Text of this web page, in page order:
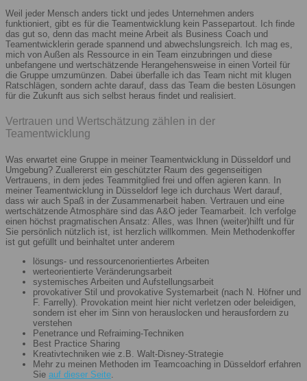
Weil jeder Mensch anders tickt und jedes Unternehmen anders
funktioniert, gibt es für die Teamentwicklung kein Passepartout. Ich finde
das gut so, denn das macht meine Arbeit als Business Coach und
Teamentwicklerin gerade spannend und abwechslungsreich. Ich mag es,
mich von Außen als Ressource in ein Team einzubringen und diese
unbefangene und wertschätzende Herangehensweise in einen Vorteil für
die Gruppe umzumünzen. Dabei überfalle ich das Team nicht mit klugen
Ratschlägen, sondern achte darauf, dass das Team die besten Lösungen
für die Zukunft aus sich selbst heraus findet und realisiert.
Vertrauen und Wertschätzung zählen in der
Teamentwicklung
Was erwartet eine Gruppe in meiner Teamentwicklung in Düsseldorf und
Umgebung? Zuallererst ein geschützter Raum des gegenseitigen
Vertrauens, in dem jedes Teammitglied frei und offen agieren kann. In
meiner Teamentwicklung in Düsseldorf lege ich durchaus Wert darauf,
dass wir auch Spaß in der Zusammenarbeit haben. Vertrauen und eine
wertschätzende Atmosphäre sind das A&O jeder Teamarbeit. Ich verfolge
einen höchst pragmatischen Ansatz: Alles, was Ihnen (weiter)hilft und für
Sie persönlich nützlich ist, ist herzlich willkommen. Mein Methodenkoffer
ist gut gefüllt und beinhaltet unter anderem
lösungs- und ressourcenorientiertes Arbeiten
werteorientierte Veränderungsarbeit
systemisches Arbeiten und Aufstellungsarbeit
provokativer Stil und provokative Systemarbeit (nach N. Höfner und
F. Farrelly). Provokation meint hier nicht verletzen oder beleidigen,
sondern ist eher im Sinn von herauslocken und herausfordern zu
verstehen
Penetrance und Refraiming-Techniken
Best Practice Sharing
Kreativtechniken wie z.B. Walt-Disney-Strategie
Mehr zu meinen Methoden im Teamcoaching in Düsseldorf erfahren
Sie auf dieser Seite.